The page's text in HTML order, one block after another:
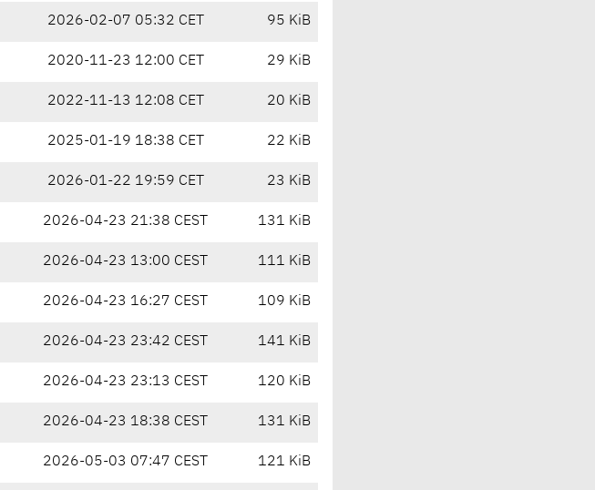
2026-02-07 05:32 CET 95 KiB
2020-11-23 12:00 CET 29 KiB
2022-11-13 12:08 CET 20 KiB
2025-01-19 18:38 CET 22 KiB
2026-01-22 19:59 CET 23 KiB
2026-04-23 21:38 CEST 131 KiB
2026-04-23 13:00 CEST 111 KiB
2026-04-23 16:27 CEST 109 KiB
2026-04-23 23:42 CEST 141 KiB
2026-04-23 23:13 CEST 120 KiB
2026-04-23 18:38 CEST 131 KiB
2026-05-03 07:47 CEST 121 KiB